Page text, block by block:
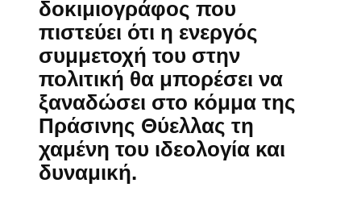
δοκιμιογράφος που
πιστεύει ότι η ενεργός
συμμετοχή του στην
πολιτική θα μπορέσει να
ξαναδώσει στο κόμμα της
Πράσινης Θύελλας τη
χαμένη του ιδεολογία και
δυναμική.